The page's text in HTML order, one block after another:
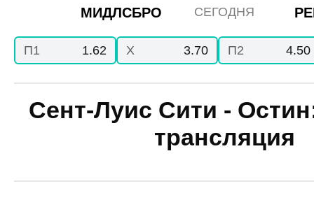
МИДЛСБРО СЕГОДНЯ
П1 1.62 X 3.70 П2 4.50
Сент-Луис Сити -
трансляция